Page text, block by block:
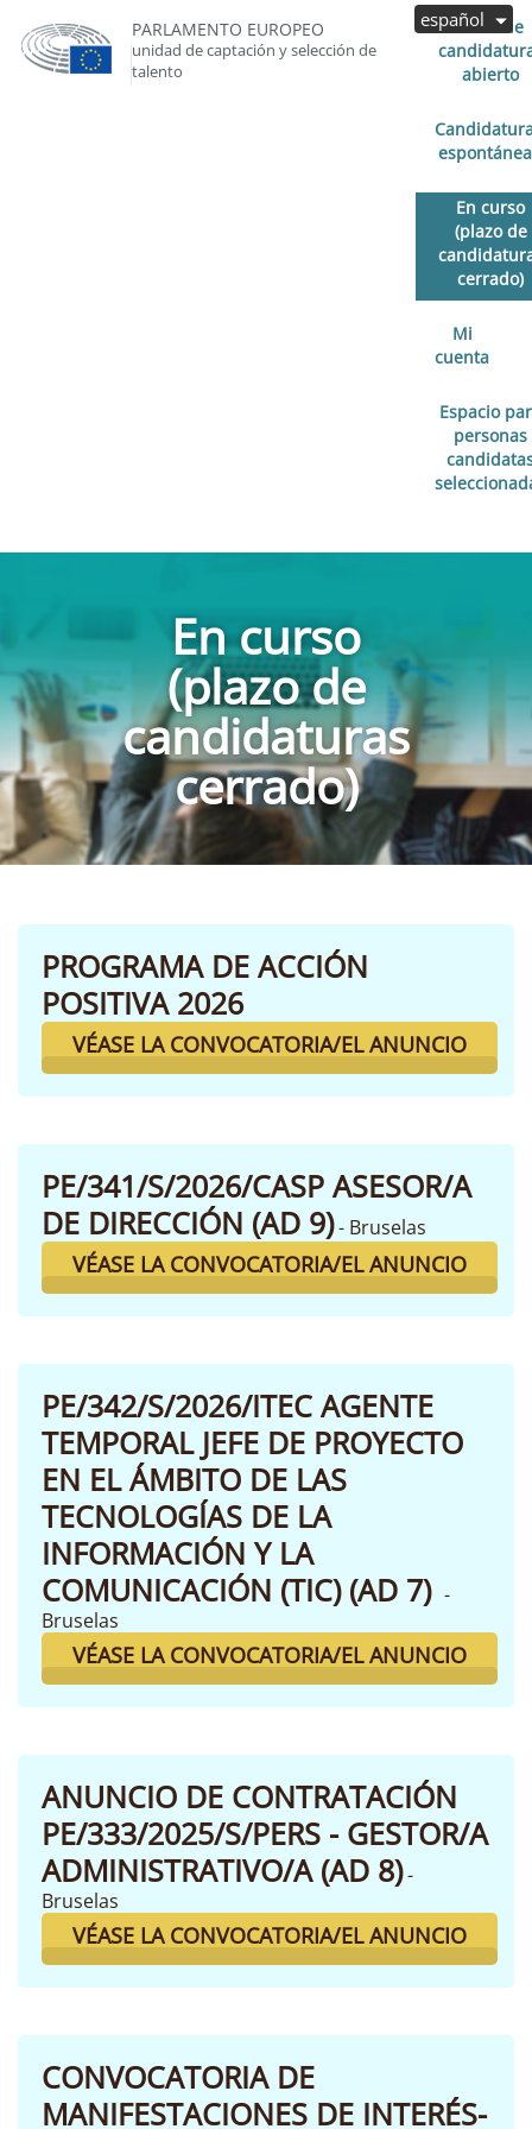
PARLAMENTO EUROPEO
unidad de captación y selección de
talento
Plazo de
abierto
espontánea
En curso
(plazo de
cerrado)
Mi
cuenta
Espacio
personas
español
En curso
(plazo de
candidaturas
cerrado)
PROGRAMA DE ACCIÓN
POSITIVA 2026
VÉASE LA CONVOCATORIA/EL ANUNCIO
PE/341/S/2026/CASP ASESOR/A
DE DIRECCIÓN (AD 9)- Bruselas
VÉASE LA CONVOCATORIA/EL ANUNCIO
PE/342/S/2026/ITEC AGENTE
TEMPORAL JEFE DE PROYECTO
EN EL ÁMBITO DE LAS
TECNOLOGÍAS DE LA
INFORMACIÓN Y LA
COMUNICACIÓN (TIC) (AD 7) -
Bruselas
VÉASE LA CONVOCATORIA/EL ANUNCIO
ANUNCIO DE CONTRATACIÓN
PE/333/2025/S/PERS - GESTOR/A
ADMINISTRATIVO/A (AD 8)-
Bruselas
VÉASE LA CONVOCATORIA/EL ANUNCIO
CONVOCATORIA DE
MANIFESTACIONES DE INTERÉS-